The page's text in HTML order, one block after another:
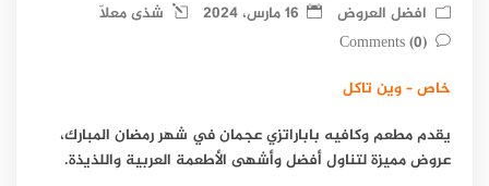
افضل العروض 16 مارس، 2024
شذى معلّا
(0) Comments
خاص – وين تاكل
يقدم مطعم وكافيه باباراتزي عجمان في شهر رمضان المبارك،
عروض مميزة لتناول أفضل وأشهى الأطعمة العربية واللذيذة.